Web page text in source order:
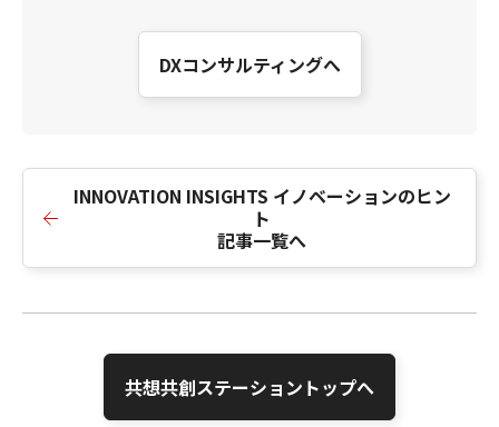
DXコンサルティングへ
INNOVATION INSIGHTS イノベーションのヒン
ト
記事一覧へ
共想共創ステーショントップへ